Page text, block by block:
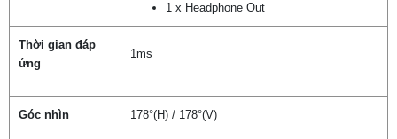
1 x Headphone Out
Thời gian đáp
ứng
1ms
Góc nhìn 178°(H) / 178°(V)